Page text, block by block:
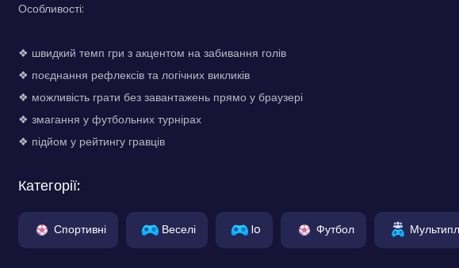
Особливості:
❖ швидкий темп гри з акцентом на забивання голів
❖ поєднання рефлексів та логічних викликів
❖ можливість грати без завантажень прямо у браузері
❖ змагання у футбольних турнірах
❖ підйом у рейтингу гравців
Категорії:
Спортивні Веселі Io Футбол